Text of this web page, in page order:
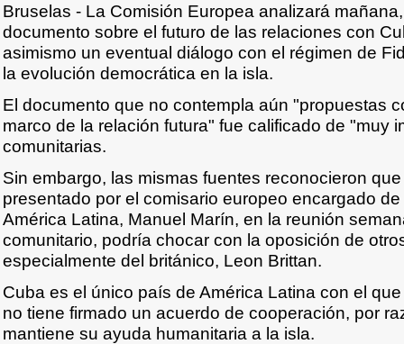
Bruselas - La Comisión Europea analizará
documento sobre el futuro de las relaciones con
asimismo un eventual diálogo con el régimen de
la evolución democrática en la isla.
El documento que no contempla aún "propuestas
marco de la relación futura" fue calificado de "muy
comunitarias.
Sin embargo, las mismas fuentes reconocieron
presentado por el comisario europeo encargado
América Latina, Manuel Marín, en la reunión
comunitario, podría chocar con la oposición de
especialmente del británico, Leon Brittan.
Cuba es el único país de América Latina con el
no tiene firmado un acuerdo de cooperación, por
mantiene su ayuda humanitaria a la isla.